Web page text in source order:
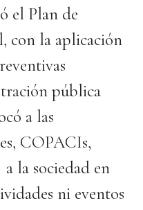
el Plan de
con la aplicación
pública
a las
COPACIs,
la sociedad en
ni eventos